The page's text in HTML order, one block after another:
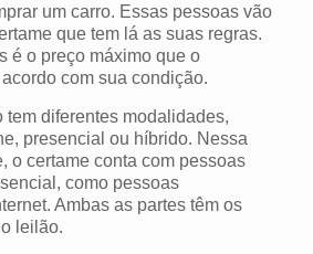
um carro. Essas pessoas vão
que tem lá as suas regras.
é o preço máximo que o
com sua condição.
tem diferentes modalidades,
presencial ou híbrido. Nessa
o certame conta com pessoas
como pessoas
Ambas as partes têm os
leilão.